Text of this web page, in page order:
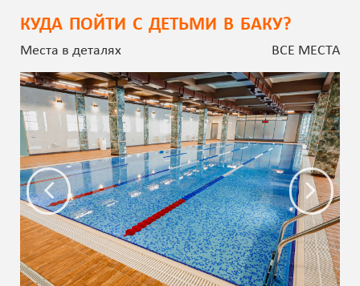
КУДА ПОЙТИ С ДЕТЬМИ В БАКУ?
Места в деталях ВСЕ МЕСТА